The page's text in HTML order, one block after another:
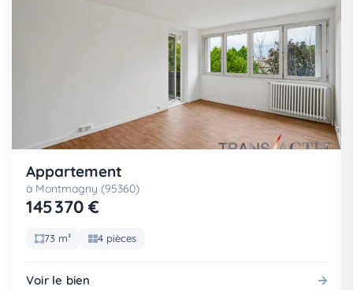
Appartement
à Montmagny (95360)
145 370 €
73 m² 4 pièces
Voir le bien